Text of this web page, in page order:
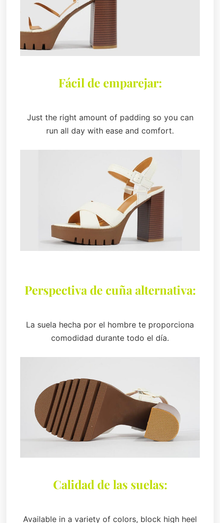
Fácil de emparejar:
Just the right amount of padding so you can
run all day with ease and comfort.
Perspectiva de cuña alternativa:
La suela hecha por el hombre te proporciona
comodidad durante todo el día.
Calidad de las suelas:
Available in a variety of colors, block high heel